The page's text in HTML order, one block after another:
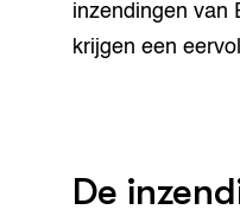
inzendingen van
krijgen een
De